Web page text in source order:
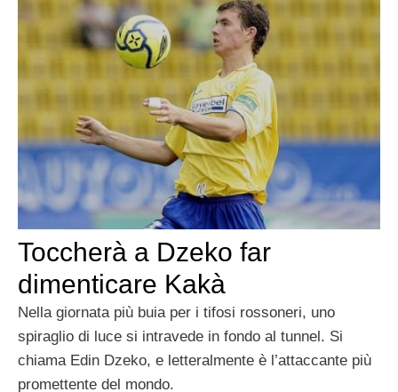
Toccherà a Dzeko far
dimenticare Kakà
Nella giornata più buia per i tifosi rossoneri, uno
spiraglio di luce si intravede in fondo al tunnel. Si
chiama Edin Dzeko, e letteralmente è l’attaccante più
promettente del mondo.